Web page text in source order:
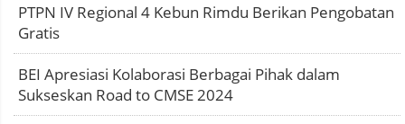
PTPN IV Regional 4 Kebun Rimdu Berikan Pengobatan
Gratis
BEI Apresiasi Kolaborasi Berbagai Pihak dalam
Sukseskan Road to CMSE 2024